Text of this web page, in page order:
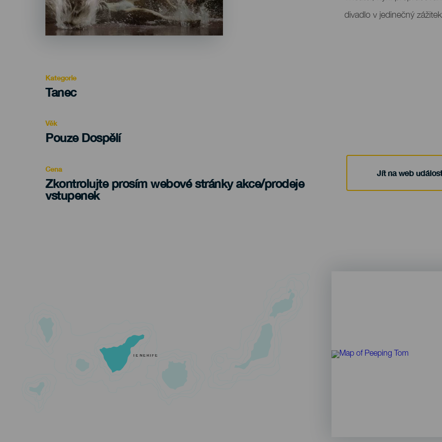
divadlo v jedinečný
Kategorie
Categoría
Tanec
Věk
Edad
Recomendada
Pouze Dospělí
Cena
Zkontrolujte prosím webové stránky akce/prodeje
vstupenek
Jít na web
TENERIFE